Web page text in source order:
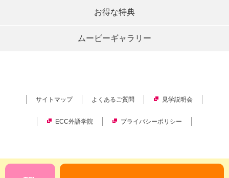
お得な特典
ムービーギャラリー
サイトマップ よくあるご質問 見学説明会
ECC外語学院 プライバシーポリシー